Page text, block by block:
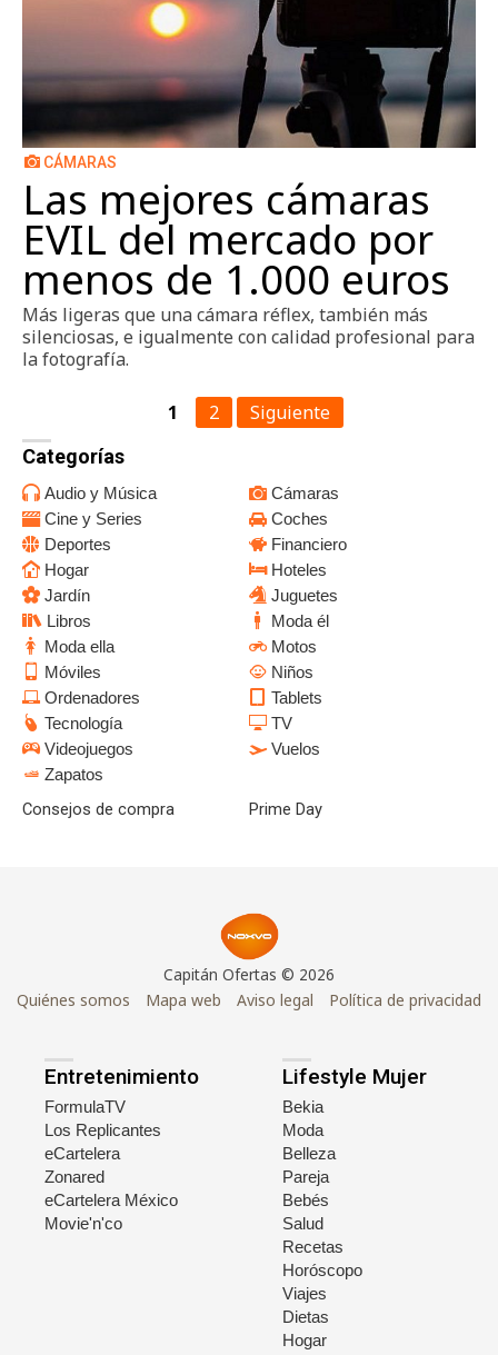
CÁMARAS
Las mejores cámaras
EVIL del mercado por
menos de 1.000 euros
Más ligeras que una cámara réflex, también más
silenciosas, e igualmente con calidad profesional para
la fotografía.
1 2 Siguiente
Categorías
Audio y Música
Cámaras
Cine y Series
Coches
Deportes
Financiero
Hogar
Hoteles
Jardín
Juguetes
Libros
Moda él
Moda ella
Motos
Móviles
Niños
Ordenadores
Tablets
Tecnología
TV
Videojuegos
Vuelos
Zapatos
Consejos de compra Prime Day
Capitán Ofertas © 2026
Quiénes somos
Mapa web Aviso legal Política de privacidad
Entretenimiento
FormulaTV
Los Replicantes
eCartelera
Zonared
eCartelera México
Movie'n'co
Lifestyle Mujer
Bekia
Moda
Belleza
Pareja
Bebés
Salud
Recetas
Horóscopo
Viajes
Dietas
Hogar